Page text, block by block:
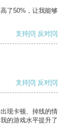
了50%，让我能够
支持[0] 反对[0]
支持[0] 反对[0]
现卡顿、掉线的情
的游戏水平提升了